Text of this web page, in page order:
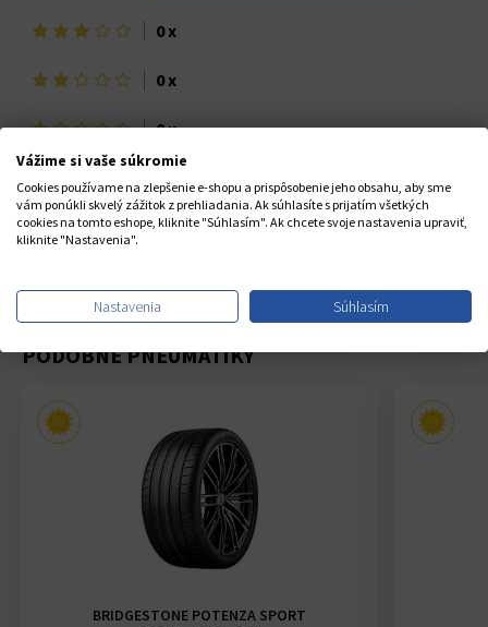
3
0 x
2
0 x
1
hviezdička>
0 x
PODOBNÉ PNEUMATIKY
BRIDGESTONE POTENZA SPORT
Vážime si vaše súkromie
Cookies používame na zlepšenie e-shopu a prispôsobenie jeho obsahu, aby sme
vám ponúkli skvelý zážitok z prehliadania. Ak súhlasíte s prijatím všetkých
cookies na tomto eshope, kliknite "Súhlasím". Ak chcete svoje nastavenia upraviť,
kliknite "Nastavenia".
Nastavenia Súhlasím